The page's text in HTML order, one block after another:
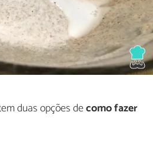
duas opções decomo fazer